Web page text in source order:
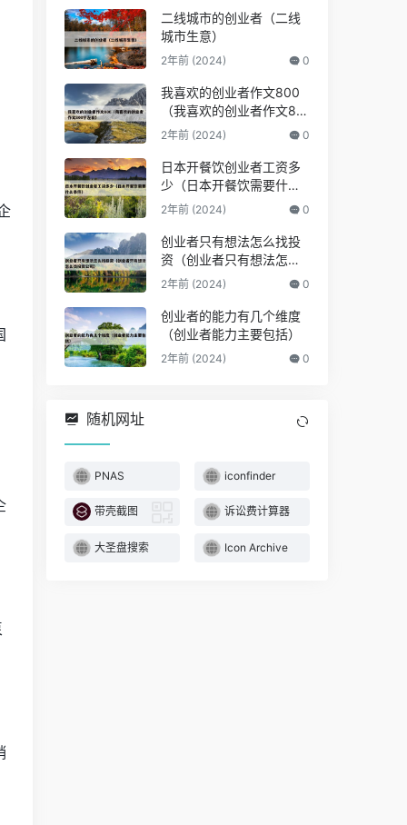
二线城市的创业者（二线
城市生意）
2年前 (2024) 0
我喜欢的创业者作文800
（我喜欢的创业者作文80
0字左右）
2年前 (2024) 0
日本开餐饮创业者工资多
少（日本开餐饮需要什么
条件）
2年前 (2024) 0
创业者只有想法怎么找投
资（创业者只有想法怎么
找投资公司）
2年前 (2024) 0
创业者的能力有几个维度
（创业者能力主要包括）
2年前 (2024) 0
随机网址
PNAS iconfinder
带壳截图 诉讼费计算器
大圣盘搜索 Icon Archive